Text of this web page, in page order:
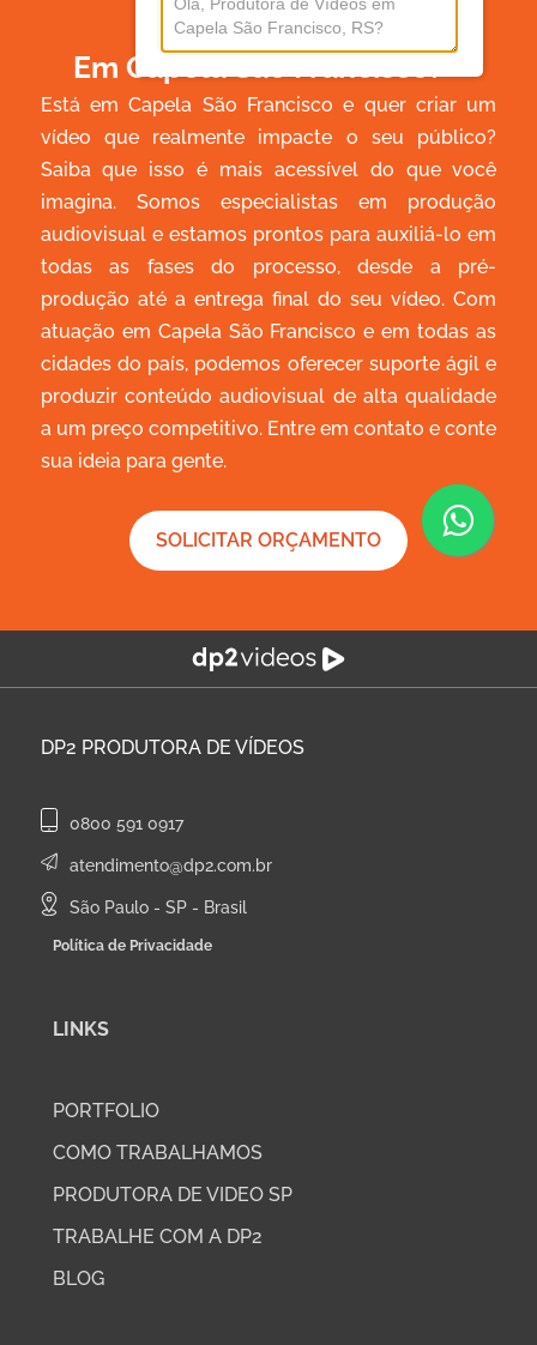
Vídeo
Em Capela São Francisco?
Está em Capela São Francisco e quer criar um
vídeo que realmente impacte o seu público?
Saiba que isso é mais acessível do que você
imagina. Somos especialistas em produção
audiovisual e estamos prontos para auxiliá-lo em
todas as fases do processo, desde a pré-
produção até a entrega final do seu vídeo. Com
atuação em Capela São Francisco e em todas as
cidades do país, podemos oferecer suporte ágil e
produzir conteúdo audiovisual de alta qualidade
a um preço competitivo. Entre em contato e conte
sua ideia para gente.
SOLICITAR ORÇAMENTO
DP2 PRODUTORA DE VÍDEOS
0800 591 0917
atendimento@dp2.com.br
São Paulo - SP - Brasil
Política de Privacidade
LINKS
PORTFOLIO
COMO TRABALHAMOS
PRODUTORA DE VIDEO SP
TRABALHE COM A DP2
BLOG